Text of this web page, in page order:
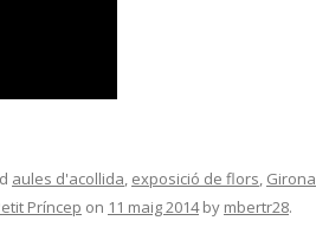
aules d'acollida, exposició de flors, Girona
Príncep on 11 maig 2014by mbertr28.